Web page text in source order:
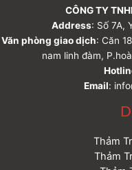
CÔNG TY
Address: Số 7A,
Văn phòng giao dịch: Căn
nam linh đàm,
Email:
Thảm
Thảm